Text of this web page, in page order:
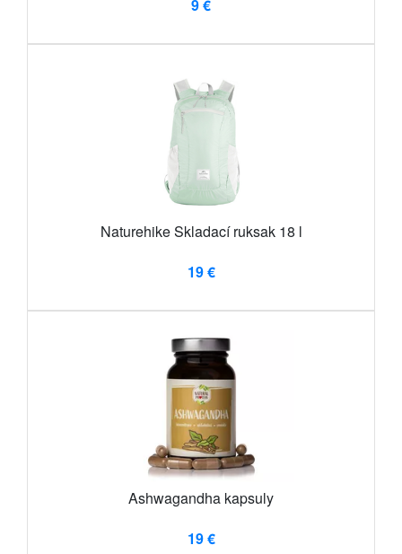
9 €
Naturehike Skladací ruksak 18 l
19 €
Ashwagandha kapsuly
19 €